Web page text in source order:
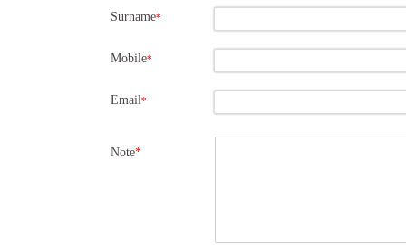
Surname*
Mobile*
Email*
Note*